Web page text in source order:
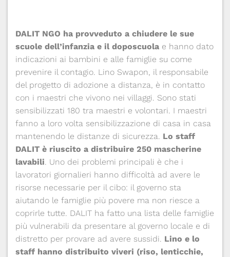
DALIT NGO ha provveduto a chiudere le sue
scuole dell’infanzia e il doposcuola e hanno dato
indicazioni ai bambini e alle famiglie su come
prevenire il contagio. Lino Swapon, il responsabile
del progetto di adozione a distanza, è in contatto
con i maestri che vivono nei villaggi. Sono stati
sensibilizzati 180 tra maestri e volontari. I maestri
fanno a loro volta sensibilizzazione di casa in casa
mantenendo le distanze di sicurezza. Lo staff
DALIT è riuscito a distribuire 250 mascherine
lavabili. Uno dei problemi principali è che i
lavoratori giornalieri hanno difficoltà ad avere le
risorse necessarie per il cibo: il governo sta
aiutando le famiglie più povere ma non riesce a
coprirle tutte. DALIT ha fatto una lista delle famiglie
più vulnerabili da presentare al governo locale e di
distretto per provare ad avere sussidi. Lino e lo
staff hanno distribuito viveri (riso, lenticchie,